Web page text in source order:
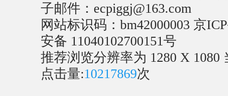
子邮件：ecpiggj@163.com
网站标识码：bm42000003 京
安备 11040102700151号
推荐浏览分辨率为 1280 X 1080
点击量:10217869次